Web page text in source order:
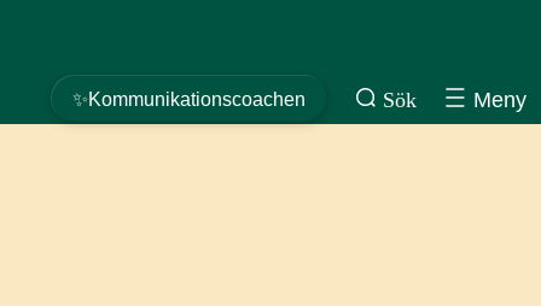
✨Kommunikationscoachen Sök Meny